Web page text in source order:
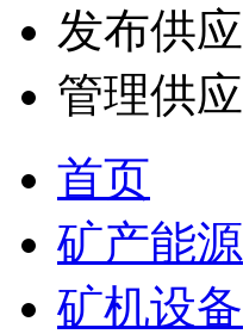
发布供应
管理供应
首页
矿产能源
矿机设备